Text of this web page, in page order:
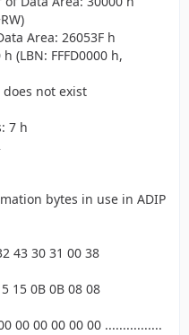
Area: 26053F h
(LBN: FFFD0000 h,
does not exist
7 h
bytes in use in ADIP
43 30 31 00 38
15 0B 0B 08 08
00 00 00 00 00 ................